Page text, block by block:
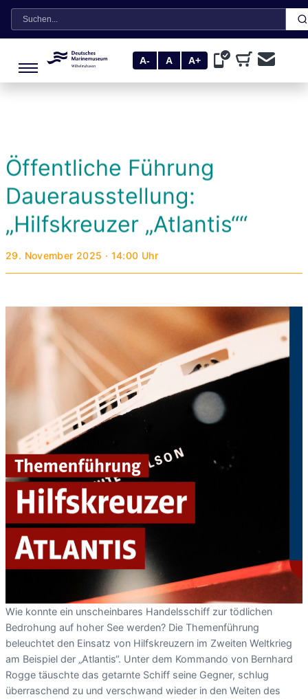
Suche
A- A A+
Öffentliche Führung
Dauerausstellung:
„Hilfskreuzer „Atlantis““
29. November 2025 · 14:00 Uhr
Wie konnte ein unscheinbares Handelsschiff zur tödlichen
Bedrohung auf hoher See werden? Die Themenführung
beleuchtet den Einsatz von Hilfskreuzern im Zweiten Weltkrieg
am Beispiel der „Atlantis“. Unter dem Kommando von Bernhard
Rogge täuschte das getarnte Schiff seine Gegner, schlug
überraschend zu und verschwand wieder in den Weiten des